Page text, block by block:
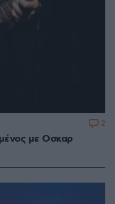
με Οσκαρ
2